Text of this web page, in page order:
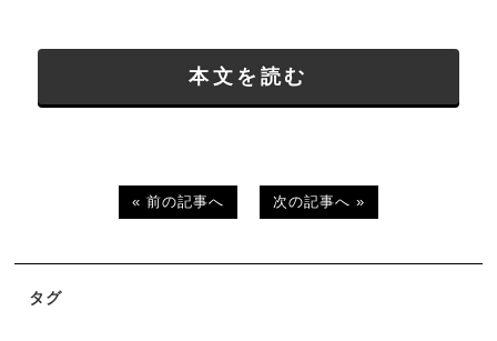
本文を読む
« 前の記事へ 次の記事へ »
タグ